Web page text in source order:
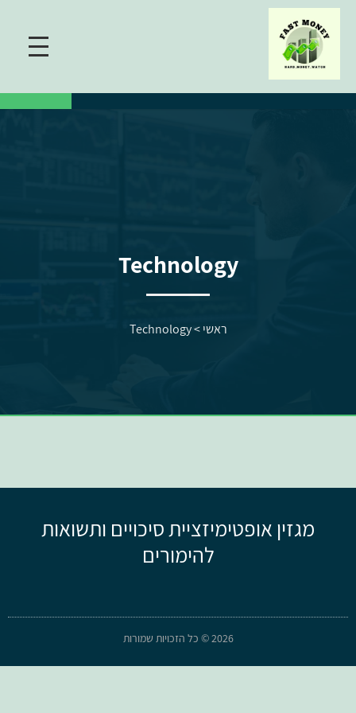
Technology
ראשי>
Technology
מגזין אופטימיזציית סיכויים ותשואות
להימורים
2026 © כל הזכויות שמורות